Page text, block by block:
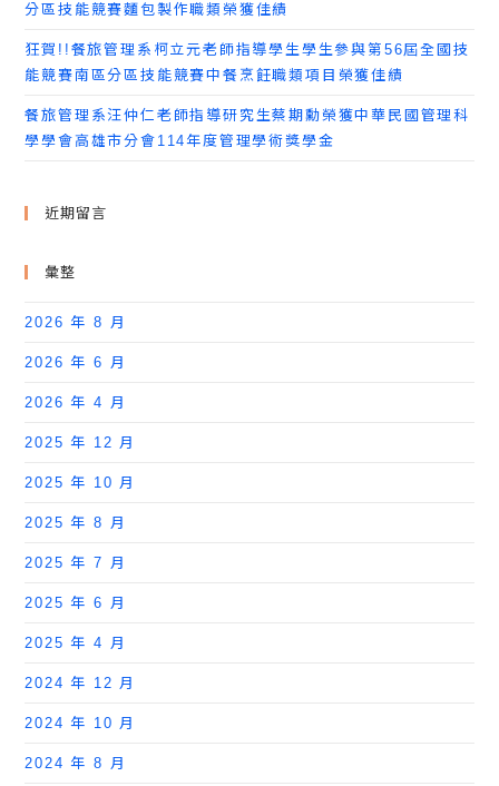
分區技能競賽麵包製作職類榮獲佳績
狂賀!!餐旅管理系柯立元老師指導學生學生參與第56屆全國技
能競賽南區分區技能競賽中餐烹飪職類項目榮獲佳績
餐旅管理系汪仲仁老師指導研究生蔡期勳榮獲中華民國管理科
學學會高雄市分會114年度管理學術獎學金
近期留言
彙整
2026 年 8 月
2026 年 6 月
2026 年 4 月
2025 年 12 月
2025 年 10 月
2025 年 8 月
2025 年 7 月
2025 年 6 月
2025 年 4 月
2024 年 12 月
2024 年 10 月
2024 年 8 月